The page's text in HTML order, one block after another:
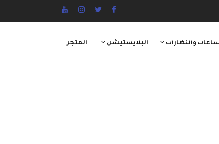
والنظارات البلايستيشن المتجر